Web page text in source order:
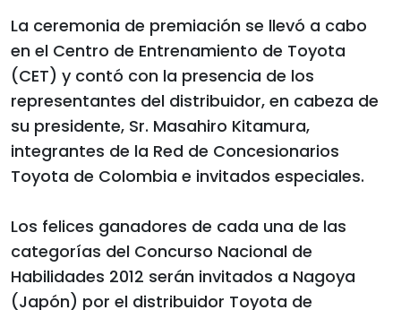
La ceremonia de premiación se llevó a cabo
en el Centro de Entrenamiento de Toyota
(CET) y contó con la presencia de los
representantes del distribuidor, en cabeza de
su presidente, Sr. Masahiro Kitamura,
integrantes de la Red de Concesionarios
Toyota de Colombia e invitados especiales.
Los felices ganadores de cada una de las
categorías del Concurso Nacional de
Habilidades 2012 serán invitados a Nagoya
(Japón) por el distribuidor Toyota de